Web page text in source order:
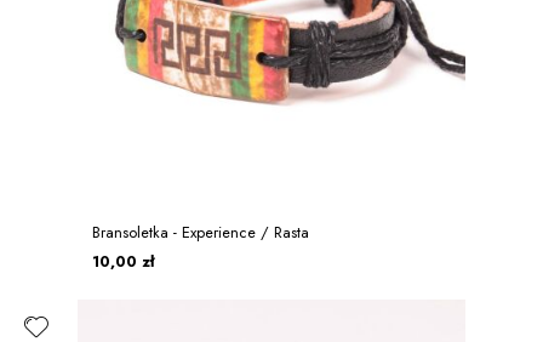
Bransoletka - Experience / Rasta
10,00 zł